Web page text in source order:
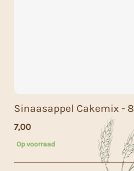
Sinaasappel Cakemix -
7,00
Op voorraad